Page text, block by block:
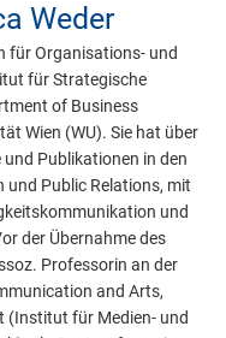
Weder
für Organisations- und
für Strategische
of Business
Wien (WU). Sie hat über
Publikationen in den
Public Relations, mit
und
der Übernahme des
Professorin an der
and Arts,
(Institut für Medien- und